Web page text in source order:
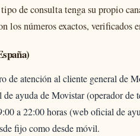
de consulta tenga su propio
los números exactos, verificados
de atención al cliente general de
ayuda de Movistar (operador de
a 22:00 horas (web oficial de
fijo como desde móvil.